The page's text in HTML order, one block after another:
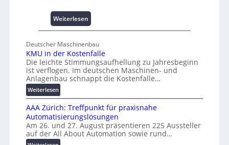
s
e
s
c
h
a
f
f
n
Weiterlesen:
U
i
v
e
r
l
A
u
t
Deutscher Maschinenbau
KMU in der Kostenfalle
Die leichte Stimmungsaufhellung zu Jahresbeginn
ist verflogen. Im deutschen Maschinen- und
Anlagenbau schnappt die Kostenfalle…
Weiterlesen:
K
M
U
i
n
AAA Zürich: Treffpunkt für praxisnahe
Automatisierungslösungen
Am 26. und 27. August präsentieren 225 Aussteller
auf der All About Automation sowie rund…